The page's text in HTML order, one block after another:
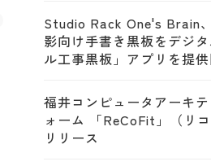
Studio Rack One's Brain
影向け手書き黒板をデジ
ル工事黒板」アプリを提
福井コンピュータアーキ
ォーム 「ReCoFit」（リ
リリース